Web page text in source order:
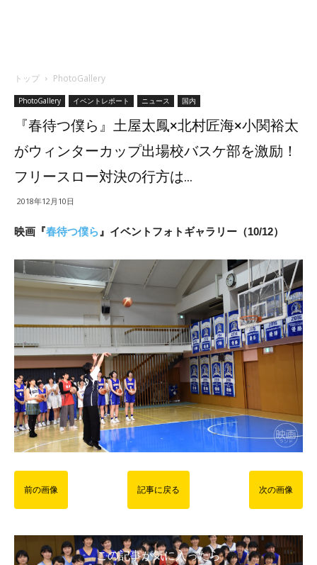
トップ PhotoGallery
PhotoGallery イベントレポート ニュース 国内
『春待つ僕ら』土屋太鳳×北村匠海×小関裕太
がウィンターカップ出場校バスケ部を激励！
フリースロー対決の行方は…
2018年12月10日
映画『春待つ僕ら 』イベントフォトギャラリー（10/12）
前の画像 記事に戻る 次の画像
この記事が気に入ったら